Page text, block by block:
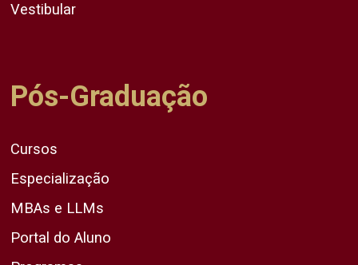
Vestibular
Pós-Graduação
Cursos
Especialização
MBAs e LLMs
Portal do Aluno